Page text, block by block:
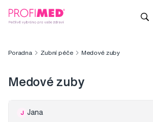
Poradna Zubní péče Medové zuby
Medové zuby
J Jana